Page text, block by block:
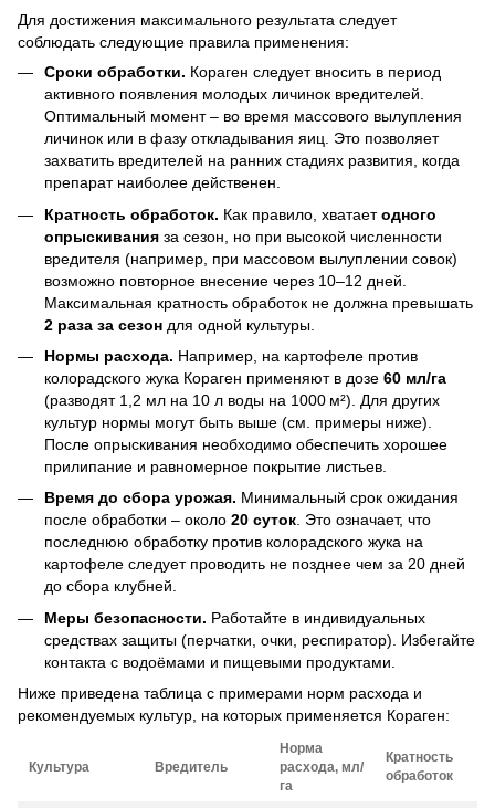
Для достижения максимального результата следует
соблюдать следующие правила применения:
Сроки обработки. Кораген следует вносить в период
активного появления молодых личинок вредителей.
Оптимальный момент – во время массового вылупления
личинок или в фазу откладывания яиц. Это позволяет
захватить вредителей на ранних стадиях развития, когда
препарат наиболее действенен.
Кратность обработок. Как правило, хватаетодного
опрыскивания за сезон, но при высокой численности
вредителя (например, при массовом вылуплении совок)
возможно повторное внесение через 10–12 дней.
Максимальная кратность обработок не должна превышать
2 раза за сезон для одной культуры.
Нормы расхода. Например, на картофеле против
колорадского жука Кораген применяют в дозе 60 мл/га
(разводят 1,2 мл на 10 л воды на 1000 м²). Для других
культур нормы могут быть выше (см. примеры ниже).
После опрыскивания необходимо обеспечить хорошее
прилипание и равномерное покрытие листьев.
Время до сбора урожая. Минимальный срок ожидания
после обработки – около 20 суток. Это означает, что
последнюю обработку против колорадского жука на
картофеле следует проводить не позднее чем за 20 дней
до сбора клубней.
Меры безопасности. Работайте в индивидуальных
средствах защиты (перчатки, очки, респиратор). Избегайте
контакта с водоёмами и пищевыми продуктами.
Ниже приведена таблица с примерами норм расхода и
рекомендуемых культур, на которых применяется Кораген:
Культура Вредитель
Норма
расхода, мл/
га
Кратность
обработок